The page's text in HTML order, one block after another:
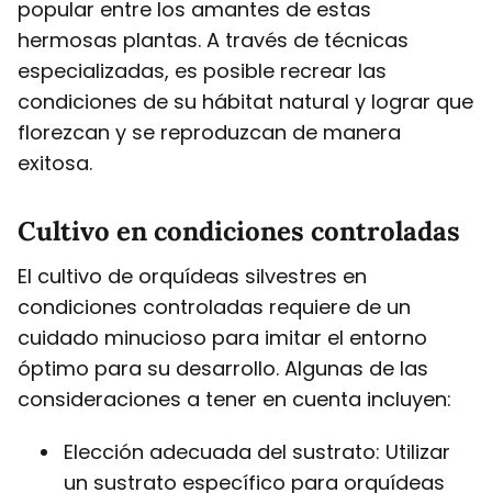
popular entre los amantes de estas
hermosas plantas. A través de técnicas
especializadas, es posible recrear las
condiciones de su hábitat natural y lograr que
florezcan y se reproduzcan de manera
exitosa.
Cultivo en condiciones controladas
El cultivo de orquídeas silvestres en
condiciones controladas requiere de un
cuidado minucioso para imitar el entorno
óptimo para su desarrollo. Algunas de las
consideraciones a tener en cuenta incluyen:
Elección adecuada del sustrato: Utilizar
un sustrato específico para orquídeas